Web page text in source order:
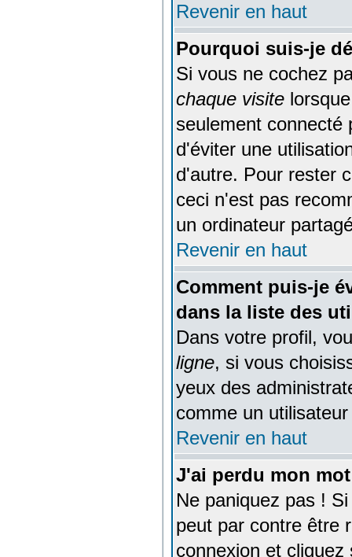
Revenir en haut
Pourquoi suis-je
Si vous ne cochez
chaque visite
seulement connecté
d'éviter une
d'autre. Pour rester
ceci n'est pas
un ordinateur
Revenir en haut
Comment puis-je
dans la liste des
Dans votre profil,
ligne, si vous
yeux des
comme un
Revenir en haut
J'ai perdu mon
Ne paniquez pas !
peut par contre être
connexion et